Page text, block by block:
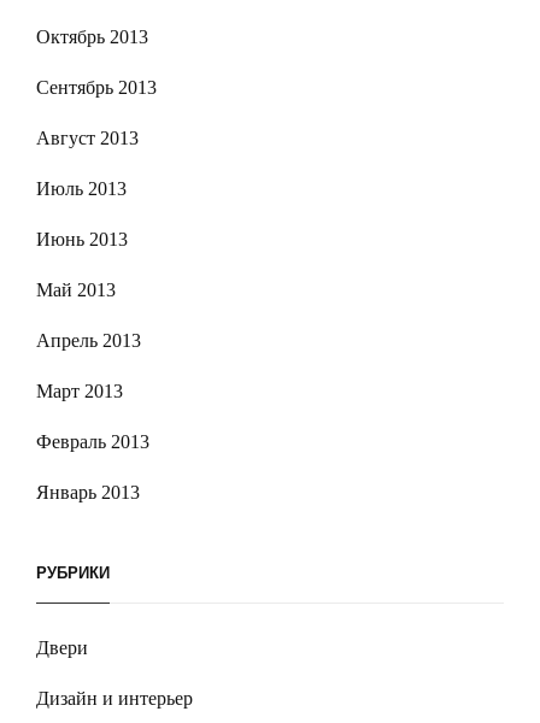
Октябрь 2013
Сентябрь 2013
Август 2013
Июль 2013
Июнь 2013
Май 2013
Апрель 2013
Март 2013
Февраль 2013
Январь 2013
РУБРИКИ
Двери
Дизайн и интерьер